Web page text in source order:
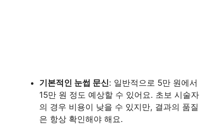
기본적인 눈썹 문신: 일반적으로 5만 원에서
15만 원 정도 예상할 수 있어요. 초보 시술자
의 경우 비용이 낮을 수 있지만, 결과의 품질
은 항상 확인해야 해요.